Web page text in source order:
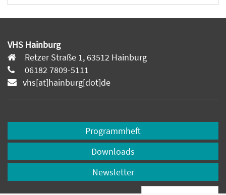
VHS Hainburg
Retzer Straße 1, 63512 Hainburg
06182 7809-5111
vhs[at]hainburg[dot]de
Programmheft
Downloads
Newsletter